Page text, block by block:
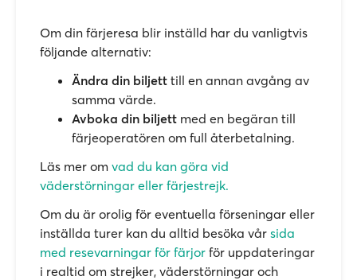
Om din färjeresa blir inställd har du vanligtvis
följande alternativ:
Ändra din biljett till en annan avgång av
samma värde.
Avboka din biljett med en begäran till
färjeoperatören om full återbetalning.
Läs mer om vad du kan göra vid
väderstörningar eller färjestrejk.
Om du är orolig för eventuella förseningar eller
inställda turer kan du alltid besöka vår sida
med resevarningar för färjor för uppdateringar
i realtid om strejker, väderstörningar och